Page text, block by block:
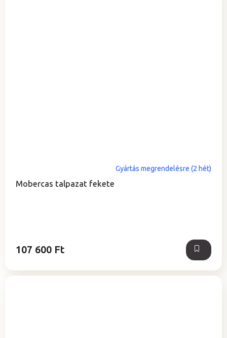
Mobercas talpazat fekete
Gyártás megrendelésre (2 hét)
107 600 Ft